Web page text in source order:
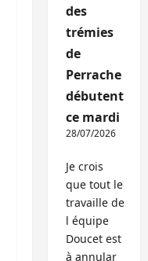
des
trémies
de
Perrache
débutent
ce mardi
28/07/2026
Je crois
que tout le
travaille de
l équipe
Doucet est
à annular